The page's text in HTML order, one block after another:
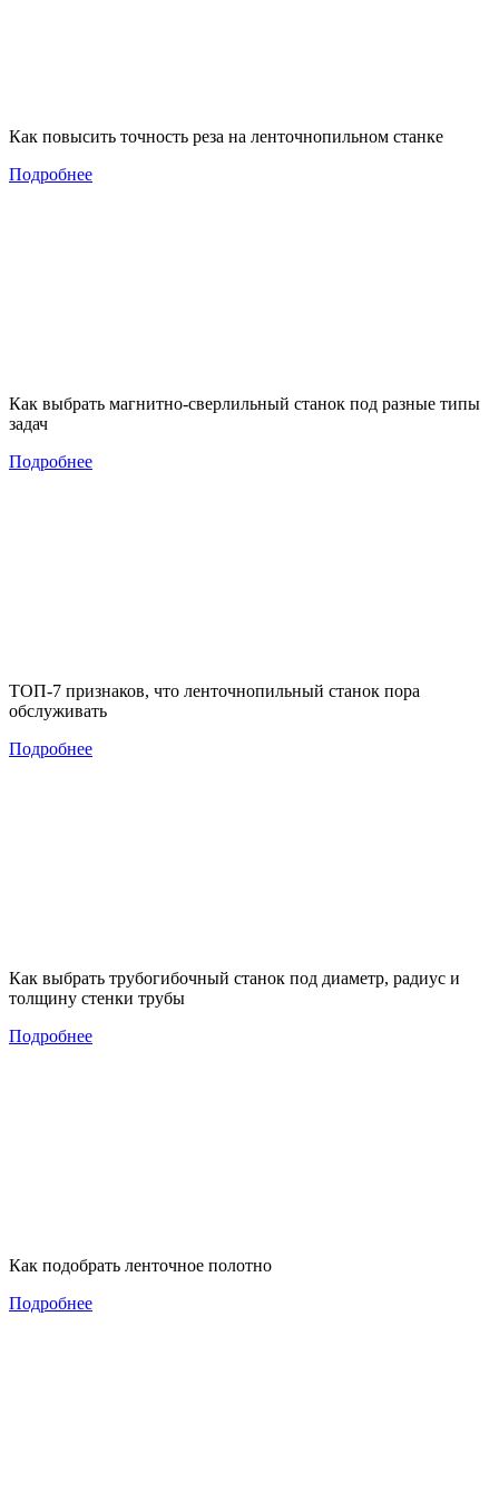
Как повысить точность реза на ленточнопильном станке
Подробнее
Как выбрать магнитно-сверлильный станок под разные типы
задач
Подробнее
ТОП-7 признаков, что ленточнопильный станок пора
обслуживать
Подробнее
Как выбрать трубогибочный станок под диаметр, радиус и
толщину стенки трубы
Подробнее
Как подобрать ленточное полотно
Подробнее